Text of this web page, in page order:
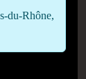
du-Rhône,